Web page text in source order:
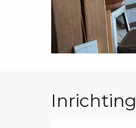
Inrichting